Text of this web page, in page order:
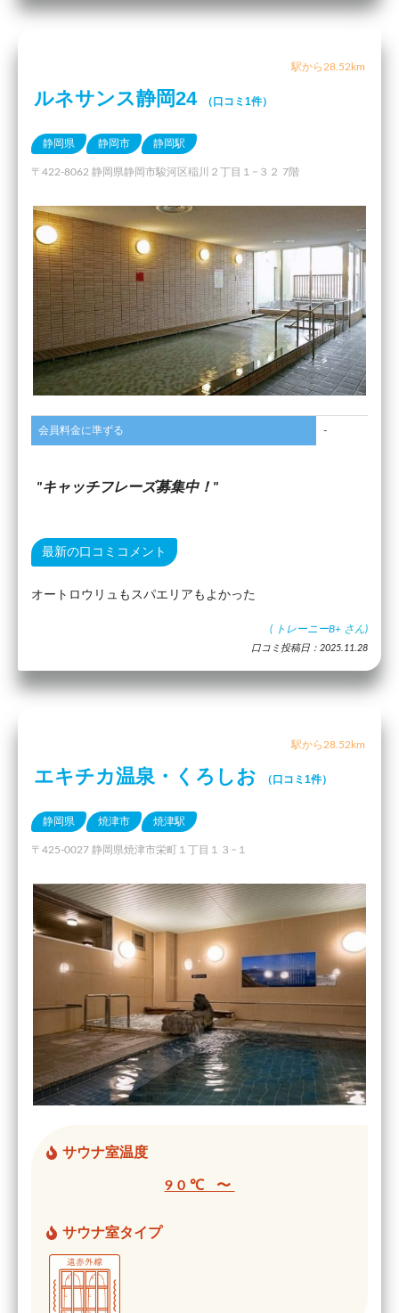
駅から28.52km
ルネサンス静岡24 （口コミ1件）
静岡県 静岡市 静岡駅
〒422-8062 静岡県静岡市駿河区稲川２丁目１−３２ 7階
会員料金に準ずる -
キャッチフレーズ募集中！
最新の口コミコメント
オートロウリュもスパエリアもよかった
( トレーニーB+ さん)
口コミ投稿日：2025.11.28
駅から28.52km
エキチカ温泉・くろしお （口コミ1件）
静岡県 焼津市 焼津駅
〒425-0027 静岡県焼津市栄町１丁目１３−１
サウナ室温度
90℃ 〜
サウナ室タイプ